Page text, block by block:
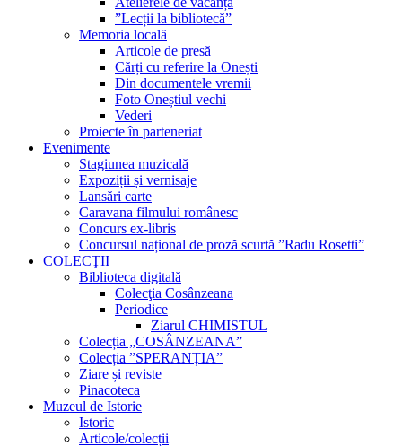
”Lecții la bibliotecă”
Memoria locală
Articole de presă
Cărți cu referire la Onești
Din documentele vremii
Foto Oneștiul vechi
Vederi
Proiecte în parteneriat
Evenimente
Stagiunea muzicală
Expoziții și vernisaje
Lansări carte
Caravana filmului românesc
Concurs ex-libris
Concursul național de proză scurtă ”Radu Rosetti”
COLECŢII
Biblioteca digitală
Colecţia Cosânzeana
Periodice
Ziarul CHIMISTUL
Colecția „COSÂNZEANA”
Colecția ”SPERANȚIA”
Ziare și reviste
Pinacoteca
Muzeul de Istorie
Istoric
Articole/colecții